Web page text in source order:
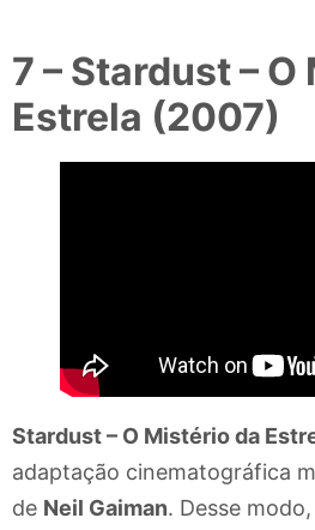
7 – Stardust –
Estrela (2007)
Stardust – O Mistério da
adaptação cinematográfica
de Neil Gaiman. Desse